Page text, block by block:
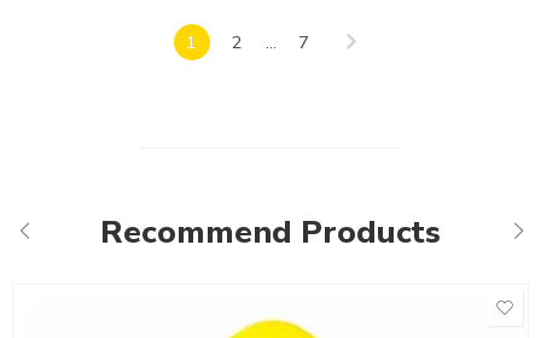
1 2 ... 7
Recommend Products